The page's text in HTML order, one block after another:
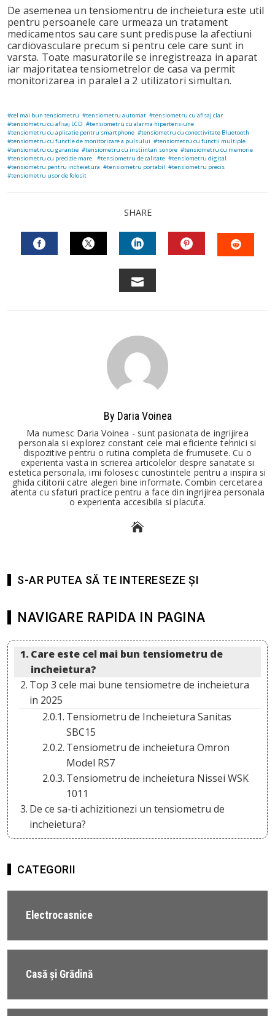
De asemenea un tensiomentru de incheietura este util
pentru persoanele care urmeaza un tratament
medicamentos sau care sunt predispuse la afectiuni
cardiovasculare precum si pentru cele care sunt in
varsta. Toate masuratorile se inregistreaza in aparat
iar majoritatea tensiometrelor de casa va permit
monitorizarea in paralel a 2 utilizatori simultan.
cel mai bun tensiometru tensiometru automat
tensiometru cu afisaj clar
tensiometru cu afisaj LCD
tensiometru cu alarma hipertensiune
tensiometru cu aplicatie pentru smartphone
tensiometru cu conectivitate Bluetooth
tensiometru cu functie de monitorizare a pulsului
tensiometru cu functii multiple
tensiometru cu garantie
tensiometru cu instiintari sonore
tensiometru cu memorie
tensiometru cu precizie mare.
tensiometru de calitate
tensiometru digital
tensiometru pentru incheietura
tensiometru portabil
tensiometru precis
tensiometru usor de folosit
SHARE
TWITTERLINKEDIN
By Daria Voinea
Ma numesc Daria Voinea - sunt pasionata de ingrijirea
personala si explorez constant cele mai eficiente tehnici si
dispozitive pentru o rutina completa de frumusete. Cu o
experienta vasta in scrierea articolelor despre sanatate si
estetica personala, imi folosesc cunostintele pentru a inspira si
ghida cititorii catre alegeri bine informate. Combin cercetarea
atenta cu sfaturi practice pentru a face din ingrijirea personala
o experienta accesibila si placuta.
S-AR PUTEA SĂ TE INTERESEZE ȘI
NAVIGARE RAPIDA IN PAGINA
Care este cel mai bun tensiometru de
incheietura?
Top 3 cele mai bune tensiometre de incheietura
in 2025
Tensiometru de Incheietura Sanitas
SBC15
Tensiometru de incheietura Omron
Model RS7
Tensiometru de incheietura Nissei WSK
1011
De ce sa-ti achizitionezi un tensiometru de
incheietura?
CATEGORII
Electrocasnice
Casă și Grădină